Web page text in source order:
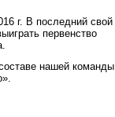
г. В последний свой
первенство
нашей команды